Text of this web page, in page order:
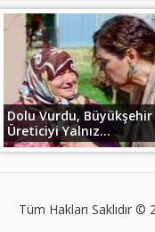
Dolu Vurdu, Büyükşehir
Üreticiyi Yalnız...
Tüm Hakları Saklıdır ©